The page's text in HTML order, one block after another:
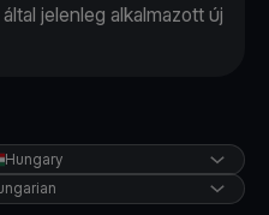
jelenleg alkalmazott új
Hungary